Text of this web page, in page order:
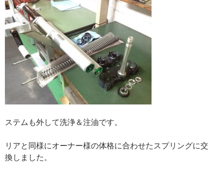
ステムも外して洗浄＆注油です。
リアと同様にオーナー様の体格に合わせたスプリングに交
換しました。